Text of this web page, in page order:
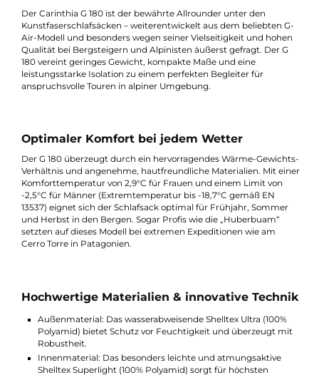
Beschreibung
Carinthia G 180 – Der vielseitige Alpin-
Schlafsack für höchste Ansprüche
Qualität bei Bergsteigern und Alpinisten äußerst gefragt. Der
180 vereint geringes Gewicht, kompakte Maße und eine
leistungsstarke Isolation zu einem perfekten Begleiter für
anspruchsvolle Touren in alpiner Umgebung.
Optimaler Komfort bei jedem Wetter
-2,5°C für Männer (Extremtemperatur bis -18,7°C gemäß EN
13537) eignet sich der Schlafsack optimal für Frühjahr,
und Herbst in den Bergen. Sogar Profis wie die „Huberbuam“
setzten auf dieses Modell bei extremen Expeditionen wie am
Cerro Torre in Patagonien.